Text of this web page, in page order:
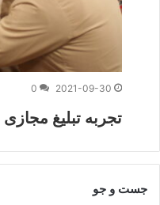
2021-09-30
0
تجربه تبلیغ مجازی
جست و جو